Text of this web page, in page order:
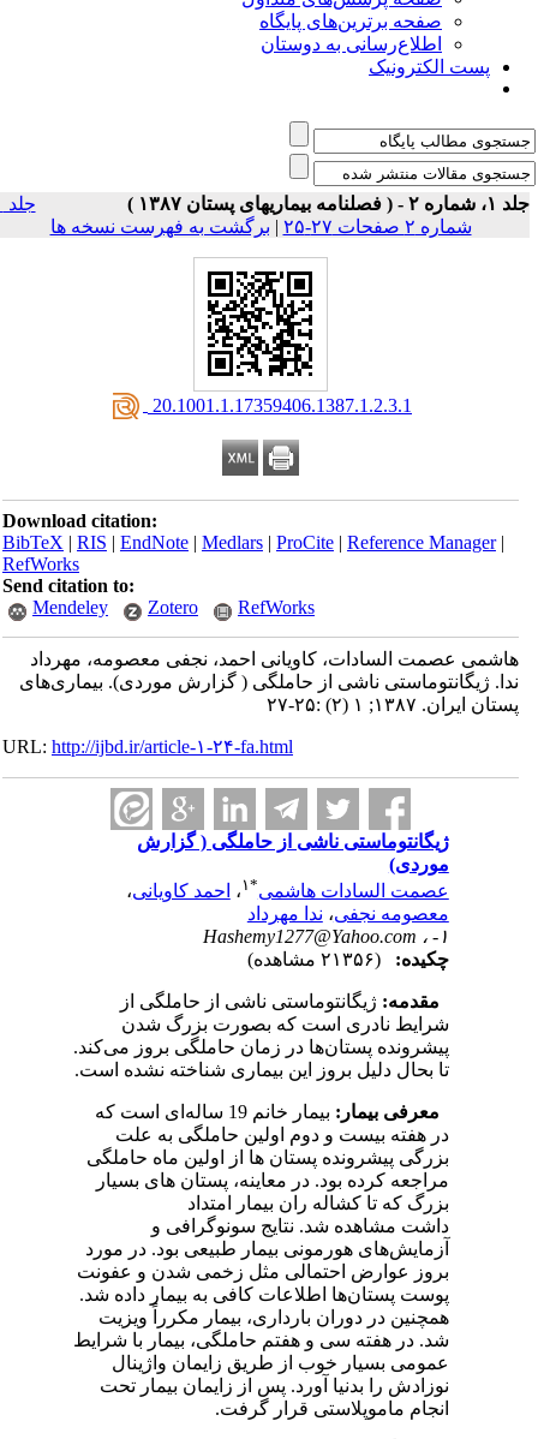
صفحه برترین‌های پایگاه
اطلاع‌رسانی به دوستان
پست الکترونیک
۲ - ( فصلنامه بیماریهای پستان ۱۳۸۷ )
جلد ۱
شماره ۲ صفحات ۲۷-۲۵
|برگشت به فهرست نسخه ها
‎ 20.1001.1.17359406.1387.1.2.3.1
Download citation:
BibTeX|RIS|EndNote|Medlars|ProCite|Reference Manager
RefWorks
Send citation to:
Mendeley
Zotero RefWorks
هاشمی عصمت السادات، کاویانی احمد، نجفی معصومه، مهرداد
ندا. ژیگانتوماستی ناشی از حاملگی ( گزارش موردی). بیماری‌های
پستان ایران. ۱۳۸۷; ۱ (۲) :۲۵-۲۷
URL:http://ijbd.ir/article-۱-۲۴-fa.html
ژیگانتوماستی ناشی از حاملگی ( گزارش
موردی)
عصمت السادات هاشمی
۱،احمد کاویانی،
معصومه نجفی،ندا مهرداد
Hashemy1277@Yahoo.com
چکیده:
مقدمه:ژیگانتوماستی ناشی از حاملگی از
شرایط نادری است که بصورت بزرگ شدن
پیشرونده پستان‌ها در زمان حاملگی بروزمی‌کند.
تا بحال دلیل بروز این بیماری شناخته نشده است.
معرفی بیمار:
بیمار خانم 19 ساله‌ای است که
در هفته بیست و دوم اولین حاملگی به علت
بزرگی پیشرونده پستان ها از اولین ماه حاملگی
مراجعه کرده بود. در معاینه، پستان های بسیار
بزرگ که تا کشاله ران بیمار امتداد
داشت مشاهده شد. نتایج سونوگرافی و
آزمایش‌های هورمونی بیمار طبیعی بود. در مورد
بروز عوارض احتمالی مثل زخمی شدن و عفونت
پوست پستان‌ها اطلاعات کافی به بیمار داده شد.
همچنین در دوران بارداری، بیمار مکرراً ویزیت
شد. در هفته سی و هفتم حاملگی، بیمار با شرایط
عمومی بسیار خوب از طریق زایمان واژینال
نوزادش را بدنیا آورد. پس از زایمان بیمار تحت
انجام ماموپلاستی قرار گرفت.